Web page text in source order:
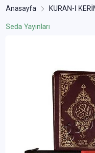
Anasayfa KURAN-I
Seda Yayınları